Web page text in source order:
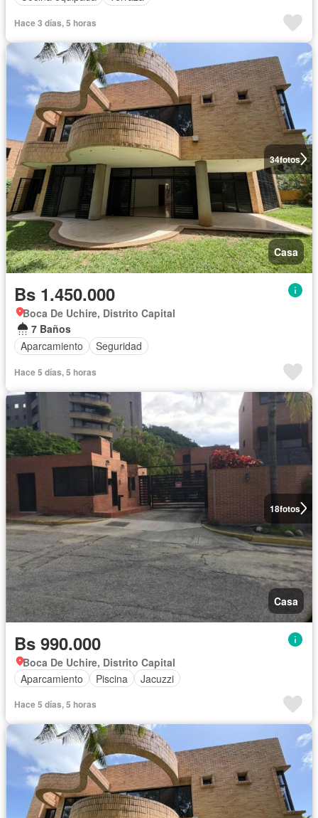
Hace 3 días, 5 horas
34fotos
Casa
Bs 1.450.000
Boca De Uchire, Distrito Capital
7 Baños
Aparcamiento
Seguridad
Hace 5 días, 5 horas
18fotos
Casa
Bs 990.000
Boca De Uchire, Distrito Capital
Aparcamiento
Piscina Jacuzzi
Hace 5 días, 5 horas